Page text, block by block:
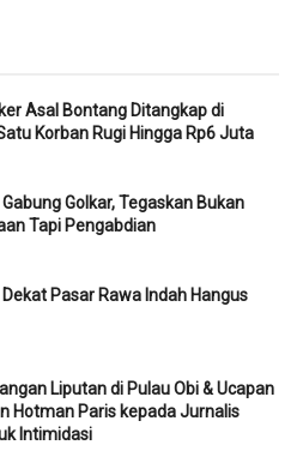
Asal Bontang Ditangkap di
Korban Rugi Hingga Rp6 Juta
Golkar, Tegaskan Bukan
Tapi Pengabdian
Pasar Rawa Indah Hangus
Liputan di Pulau Obi & Ucapan
Hotman Paris kepada Jurnalis
Intimidasi